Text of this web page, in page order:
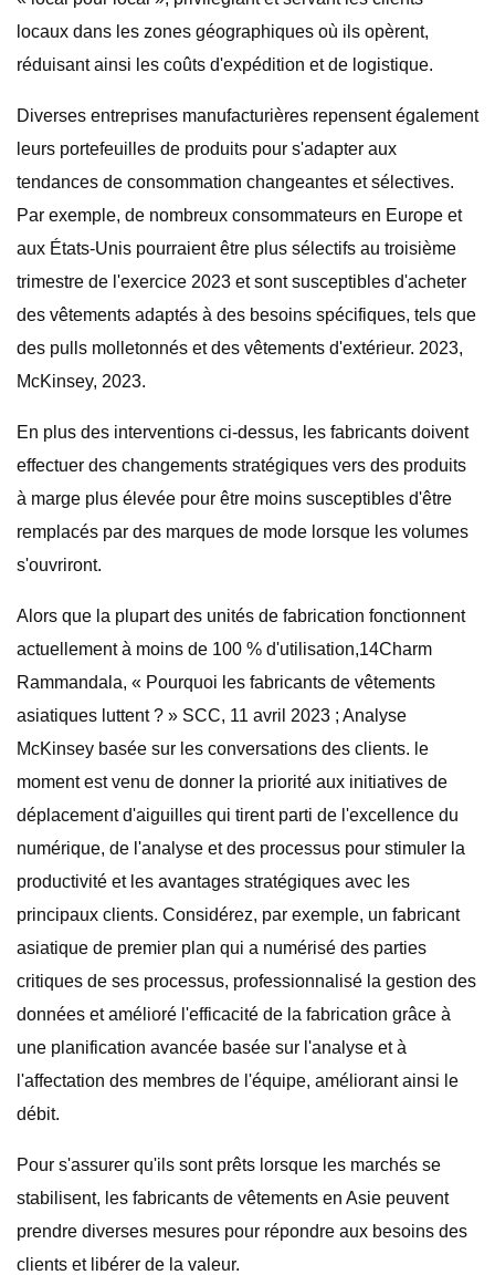
locaux dans les zones géographiques où ils opèrent,
réduisant ainsi les coûts d'expédition et de logistique.
Diverses entreprises manufacturières repensent également
leurs portefeuilles de produits pour s'adapter aux
tendances de consommation changeantes et sélectives.
Par exemple, de nombreux consommateurs en Europe et
aux États-Unis pourraient être plus sélectifs au troisième
trimestre de l'exercice 2023 et sont susceptibles d'acheter
des vêtements adaptés à des besoins spécifiques, tels que
des pulls molletonnés et des vêtements d'extérieur. 2023,
McKinsey, 2023.
En plus des interventions ci-dessus, les fabricants doivent
effectuer des changements stratégiques vers des produits
à marge plus élevée pour être moins susceptibles d'être
remplacés par des marques de mode lorsque les volumes
s'ouvriront.
Alors que la plupart des unités de fabrication fonctionnent
actuellement à moins de 100 % d'utilisation,14Charm
Rammandala, « Pourquoi les fabricants de vêtements
asiatiques luttent ? » SCC, 11 avril 2023 ; Analyse
McKinsey basée sur les conversations des clients. le
moment est venu de donner la priorité aux initiatives de
déplacement d'aiguilles qui tirent parti de l'excellence du
numérique, de l'analyse et des processus pour stimuler la
productivité et les avantages stratégiques avec les
principaux clients. Considérez, par exemple, un fabricant
asiatique de premier plan qui a numérisé des parties
critiques de ses processus, professionnalisé la gestion des
données et amélioré l'efficacité de la fabrication grâce à
une planification avancée basée sur l'analyse et à
l'affectation des membres de l'équipe, améliorant ainsi le
débit.
Pour s'assurer qu'ils sont prêts lorsque les marchés se
stabilisent, les fabricants de vêtements en Asie peuvent
prendre diverses mesures pour répondre aux besoins des
clients et libérer de la valeur.